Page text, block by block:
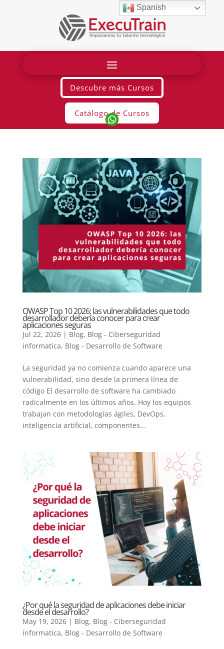
Descubre más Cursos
Catálogo de Cursos
OWASP Top 10 2026: las vulnerabilidades que todo
desarrollador debería conocer para crear
aplicaciones seguras
Jul 22, 2026| Blog, Blog - Ciberseguridad
informatica, Blog - Desarrollo de Software
La seguridad ya no comienza cuando aparece una
vulnerabilidad, sino desde la primera línea de
código El desarrollo de software ha cambiado
radicalmente en los últimos años. Hoy los equipos
trabajan con metodologías ágiles, DevOps,
inteligencia artificial, componentes...
¿Por qué la seguridad de aplicaciones debe iniciar
desde el desarrollo?
May 19, 2026| Blog, Blog - Ciberseguridad
informatica, Blog - Desarrollo de Software
Spanish